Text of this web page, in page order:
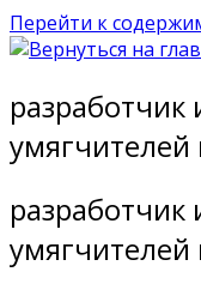
Перейти к
разработчик
разработчик